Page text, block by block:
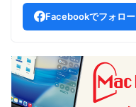
Facebookでフォロー